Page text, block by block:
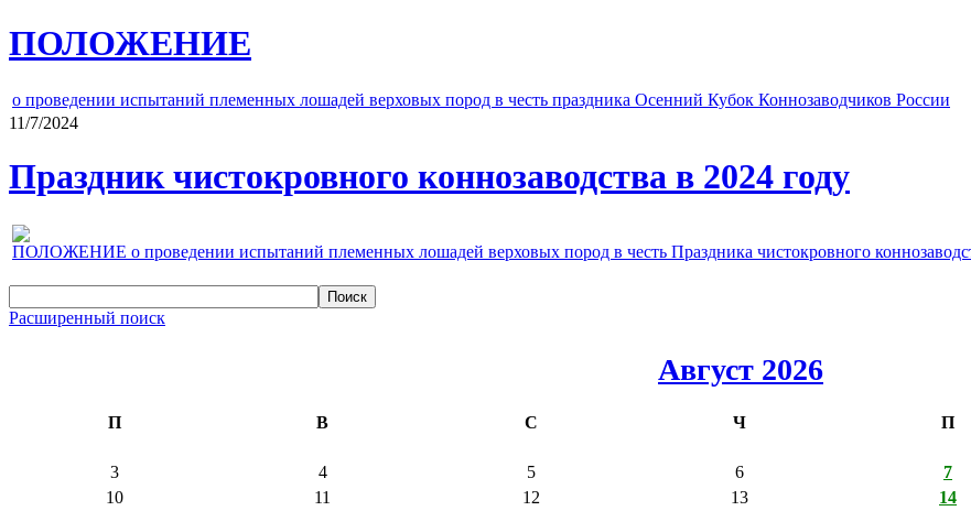
ПОЛОЖЕНИЕ
о проведении испытаний племенных лошадей верховых пород в честь праздника Осенний Кубок Коннозаводчиков России
11/7/2024
Праздник чистокровного коннозаводства в 2024 году
ПОЛОЖЕНИЕ о проведении испытаний племенных лошадей верховых пород в честь Праздника чистокровного
Расширенный поиск
Август 2026
П В С Ч П
3
4 5 6 7
10
11 12 13 14